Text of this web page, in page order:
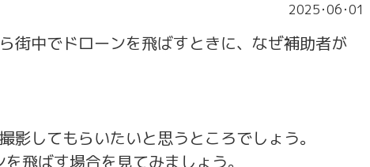
2025･06･01
街中でドローンを飛ばすときに、なぜ補助者が
してもらいたいと思うところでしょう。
飛ばす場合を見てみましょう。